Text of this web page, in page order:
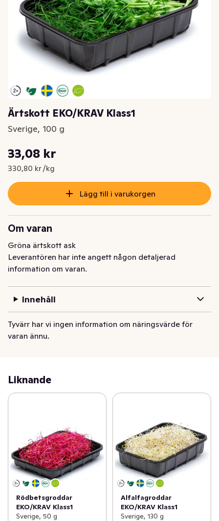
Ärtskott EKO/KRAV Klass1
Sverige, 100 g
Nuvarande pris är: 33,08 kr
33,08 kr
330,80 kr /kg
Styckpris: 330,80 kr /kg
Lägg till i varukorgen
Om varan
Gröna ärtskott ask
Leverantören har inte angett någon detaljerad
information om varan.
Innehåll
Tyvärr har vi ingen information om näringsvärde för
varan ännu.
Liknande
Rödbetsgroddar
EKO/KRAV Klass1
Sverige, 50 g
Alfalfagroddar
EKO/KRAV Klass1
Sverige, 130 g